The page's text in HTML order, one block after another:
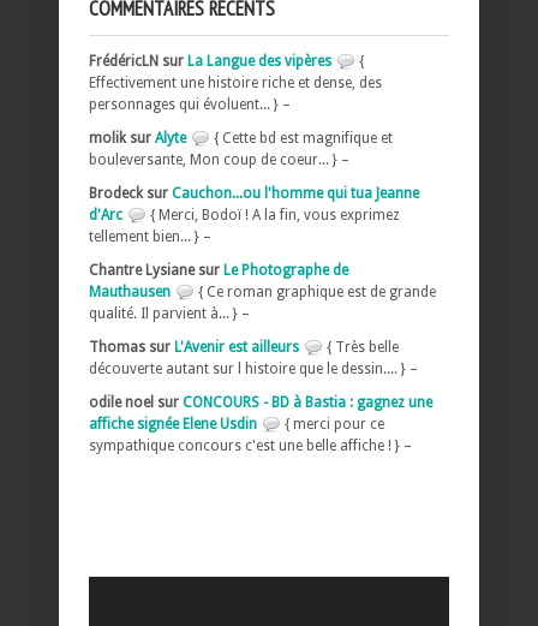
COMMENTAIRES RÉCENTS
FrédéricLN sur La Langue des vipères
{
Effectivement une histoire riche et dense, des
personnages qui évoluent... } –
molik sur Alyte
{ Cette bd est magnifique et
bouleversante, Mon coup de coeur... } –
Brodeck sur Cauchon...ou l'homme qui tua Jeanne
d'Arc
{ Merci, Bodoï ! A la fin, vous exprimez
tellement bien... } –
Chantre Lysiane sur Le Photographe de
Mauthausen
{ Ce roman graphique est de grande
qualité. Il parvient à... } –
Thomas sur L'Avenir est ailleurs
{ Très belle
découverte autant sur l histoire que le dessin.... } –
odile noel sur CONCOURS - BD à Bastia : gagnez une
affiche signée Elene Usdin
{ merci pour ce
sympathique concours c'est une belle affiche ! } –